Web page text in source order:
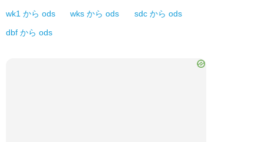
wk1 から ods wks から ods sdc から ods
dbf から ods